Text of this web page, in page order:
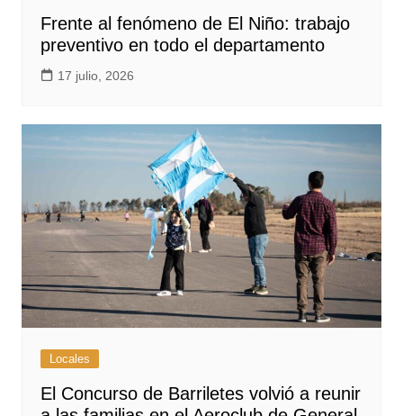
Frente al fenómeno de El Niño: trabajo
preventivo en todo el departamento
17 julio, 2026
Locales
El Concurso de Barriletes volvió a reunir